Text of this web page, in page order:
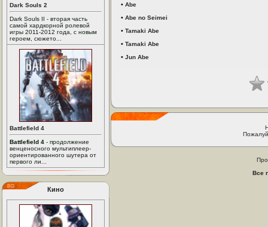
Dark Souls 2
Dark Souls II - вторая часть
самой хардкорной ролевой
игры 2011-2012 года, с новым
героем, сюжето...
Battlefield 4
Battlefield 4 - продолжение
венценосного мультиплеер-
ориентированного шутера от
первого ли...
Кино
• Abe
• Abe no Seimei
• Tamaki Abe
• Tamaki Abe
• Jun Abe
Все